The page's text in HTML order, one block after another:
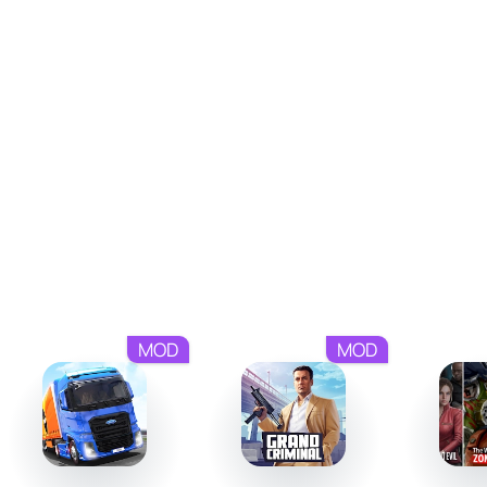
который требует не только скорости, но и стратегии.
Вам предстоит пройти путь от неизвестного гонщика до
признанного мастера, чьё имя гремит на всех трассах
мира.
MOD MOD